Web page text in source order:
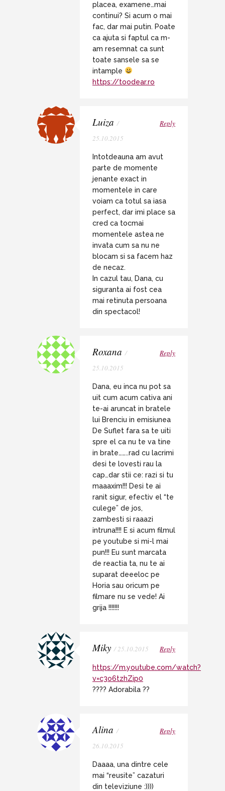
placea, examene…mai
continui? Si acum o mai
fac, dar mai putin. Poate
ca ajuta si faptul ca m-
am resemnat ca sunt
toate sansele sa se
intample
https://toodear.ro
Luiza /
25.10.2015
Reply
Intotdeauna am avut
parte de momente
jenante exact in
momentele in care
voiam ca totul sa iasa
perfect, dar imi place sa
cred ca tocmai
momentele astea ne
invata cum sa nu ne
blocam si sa facem haz
de necaz.
In cazul tau, Dana, cu
siguranta ai fost cea
mai retinuta persoana
din spectacol!
Roxana /
25.10.2015
Reply
Dana, eu inca nu pot sa
uit cum acum cativa ani
te-ai aruncat in bratele
lui Brenciu in emisiunea
De Suflet fara sa te uiti
spre el ca nu te va tine
in brate……..rad cu lacrimi
desi te lovesti rau la
cap…dar stii ce: razi si tu
maaaxim!!! Desi te ai
ranit sigur, efectiv el “te
culege” de jos,
zambesti si raaazi
intruna!!!! E si acum filmul
pe youtube si mi-l mai
pun!!! Eu sunt marcata
de reactia ta, nu te ai
suparat deeeloc pe
Horia sau oricum pe
filmare nu se vede! Ai
grija !!!!!!!
Miky / 25.10.2015 Reply
https://m.youtube.com/watch?
v=c3o6tzhZip0
???? Adorabila ??
Alina /
26.10.2015
Reply
Daaaa, una dintre cele
mai “reusite” cazaturi
din televiziune :))))